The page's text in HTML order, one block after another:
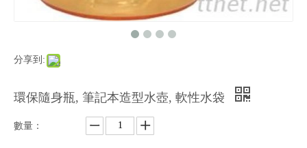
分享到:
環保隨身瓶, 筆記本造型水壺, 軟性水袋
數量：